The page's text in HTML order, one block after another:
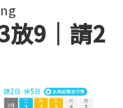
放9｜請2